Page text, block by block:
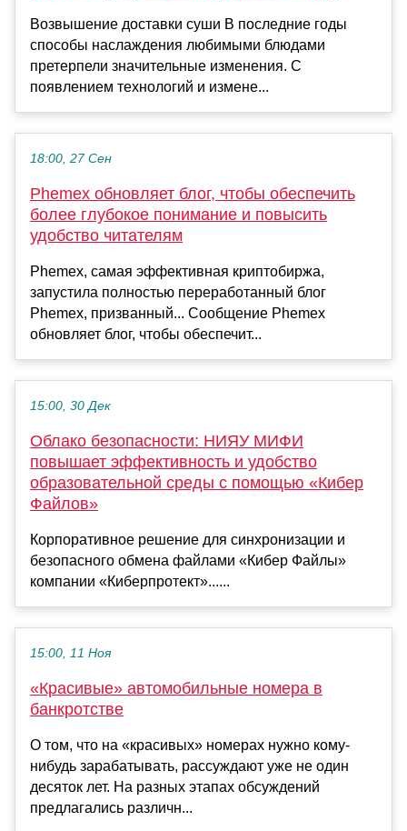
Возвышение доставки суши В последние годы
способы наслаждения любимыми блюдами
претерпели значительные изменения. С
появлением технологий и измене...
18:00, 27 Сен
Phemex обновляет блог, чтобы обеспечить
более глубокое понимание и повысить
удобство читателям
Phemex, самая эффективная криптобиржа,
запустила полностью переработанный блог
Phemex, призванный... Сообщение Phemex
обновляет блог, чтобы обеспечит...
15:00, 30 Дек
Облако безопасности: НИЯУ МИФИ
повышает эффективность и удобство
образовательной среды с помощью «Кибер
Файлов»
Корпоративное решение для синхронизации и
безопасного обмена файлами «Кибер Файлы»
компании «Киберпротект»......
15:00, 11 Ноя
«Красивые» автомобильные номера в
банкротстве
О том, что на «красивых» номерах нужно кому-
нибудь зарабатывать, рассуждают уже не один
десяток лет. На разных этапах обсуждений
предлагались различн...